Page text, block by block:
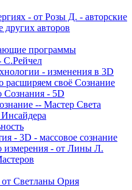
- от Розы Д. - авторские
других авторов
программы
С.Рейчел
- изменения в 3D
расширяем своё Сознание
Сознания - 5D
-- Мастер Света
- 3D - массовое сознание
измерения - от Лины Л.
Светланы Ория